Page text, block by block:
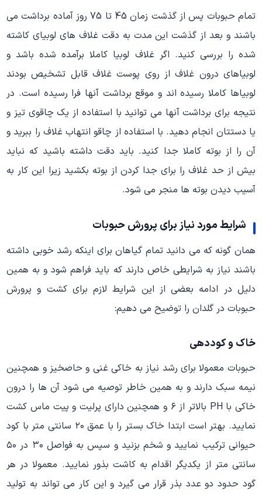
تمام حبوبات پس از گذشت زمان 45 تا 75 روز آماده برداشت می
باشند و بعد از گذشت این مدت به دقت غلاف های لوبیای کاشته
شده را بررسی کنید. اگر غلاف لوبیا کاملا برآمده شده باشد و
لوبیاهای درون غلاف از روی پوست غلاف قابل تشخیص بودند
لوبیاها کاملا رسیده اند و موقع برداشت آنها فرا رسیده است. در
نتیجه برای برداشت آنها می توانید با استفاده از یک چاقوی تیز و
یا دستتان انجام دهید. با استفاده از چاقو انتهاب غلاف را ببرید و
آن را از بوته کاملا جدا کنید. باید دقت داشته باشید که نباید
بیش از حد غلاف را برای جدا کردن از بوته بکشید زیرا این کار به
آسیب دیدن بوته ها منجر می شود.
شرایط مورد نیاز برای پرورش حبوبات
همان گونه که می دانید تمام گیاهان برای اینکه رشد خوبی داشته
باشند نیاز به شرایطی خاص دارند که باید فراهم شود و به همین
دلیل در ادامه بعضی از این شرایط لازم برای کشت و پرورش
حبوبات در گلدان را توضیح می دهیم:
خاک و کوددهی
حبوبات معمولا برای رشد نیاز به خاکی غنی و حاصخیز و همچنین
نیمه سبک دارند و به همین خاطر توصیه می شود آن ها را درون
خاکی با PH بالاتر از ۶ و همچنین دارای پرلیت و پیت ماس کشت
نمایید. بهتر است ابتدا خاک بستر را با عمق ۲۰ سانتی متر با کود
حیوانی ترکیب نمایید و شخم بزنید و سپس به فواصل ۳۰ در ۵۰
سانتی متر از یکدیگر اقدام به کاشت بذور نمایید. معمولا در هر
گود حدود دو عدد بذر قرار می گیرد و این کار می تواند به تولید